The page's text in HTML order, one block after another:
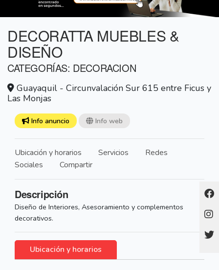
DECORATTA MUEBLES &
DISEÑO
CATEGORÍAS: DECORACION
Guayaquil - Circunvalación Sur 615 entre Ficus y
Las Monjas
Info anuncio Info web
Ubicación y horarios Servicios
Redes
Sociales
Compartir
Descripción
Diseño de Interiores, Asesoramiento y complementos
decorativos.
Ubicación y horarios